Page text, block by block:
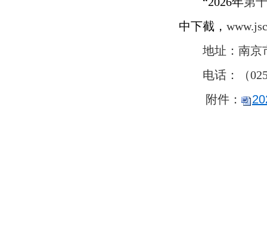
中下截，
地址：南
电话：（
附件：